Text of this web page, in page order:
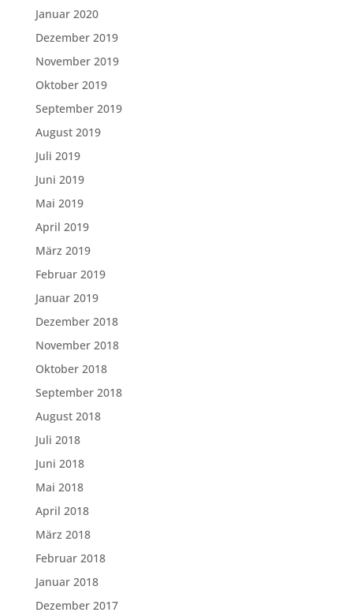
Januar 2020
Dezember 2019
November 2019
Oktober 2019
September 2019
August 2019
Juli 2019
Juni 2019
Mai 2019
April 2019
März 2019
Februar 2019
Januar 2019
Dezember 2018
November 2018
Oktober 2018
September 2018
August 2018
Juli 2018
Juni 2018
Mai 2018
April 2018
März 2018
Februar 2018
Januar 2018
Dezember 2017